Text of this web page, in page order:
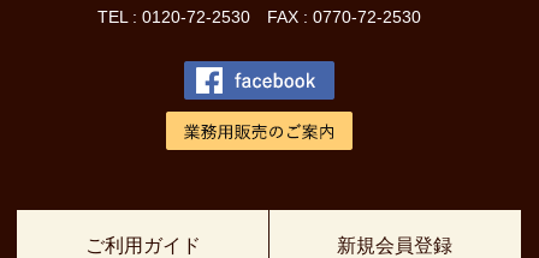
TEL : 0120-72-2530 FAX : 0770-72-2530
ご利用ガイド 新規会員登録